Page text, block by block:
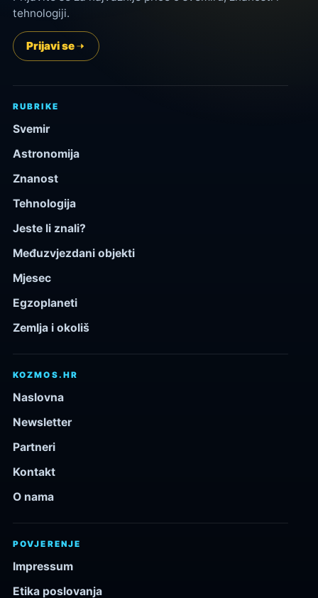
tehnologiji.
Prijavi se
RUBRIKE
Svemir
Astronomija
Znanost
Tehnologija
Jeste li znali?
Međuzvjezdani objekti
Mjesec
Egzoplaneti
Zemlja i okoliš
KOZMOS.HR
Naslovna
Newsletter
Partneri
Kontakt
O nama
POVJERENJE
Impressum
Etika poslovanja